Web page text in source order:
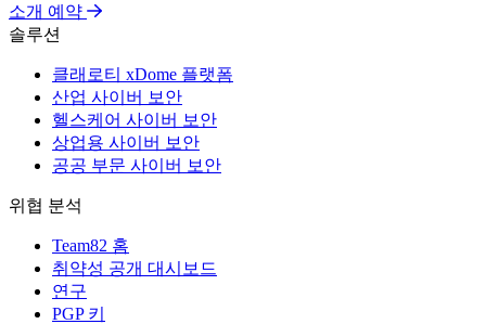
소개 예약
솔루션
클래로티 xDome 플랫폼
산업 사이버 보안
헬스케어 사이버 보안
상업용 사이버 보안
공공 부문 사이버 보안
위협 분석
Team82 홈
취약성 공개 대시보드
연구
PGP 키